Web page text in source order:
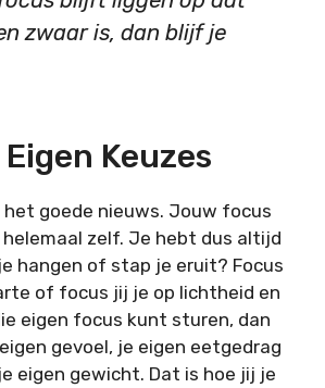
zwaar is, dan blijf je
Keuzes
het goede nieuws. Jouw focus
zelf. Je hebt dus altijd
hangen of stap je eruit? Focus
of focus jij je op lichtheid en
eigen focus kunt sturen, dan
gevoel, je eigen eetgedrag
eigen gewicht. Dat is hoe jij je